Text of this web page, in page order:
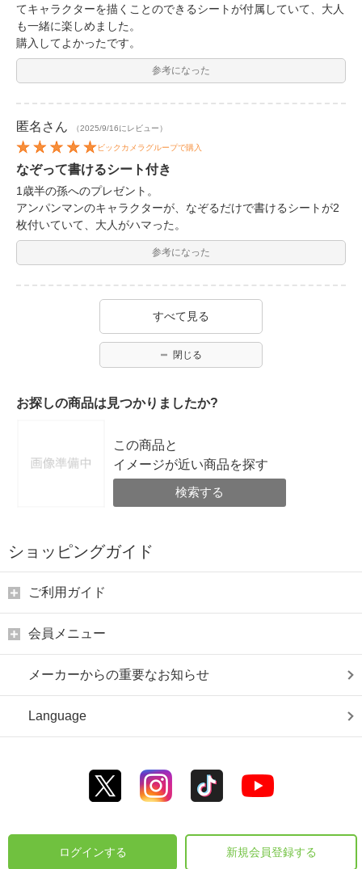
てキャラクターを描くことのできるシートが付属していて、大人
も一緒に楽しめました。
購入してよかったです。
参考になった
匿名 さん （2025/9/16にレビュー）
ビックカメラグループで購入
なぞって書けるシート付き
1歳半の孫へのプレゼント。
アンパンマンのキャラクターが、なぞるだけで書けるシートが2
枚付いていて、大人がハマった。
参考になった
すべて見る
閉じる
お探しの商品は見つかりましたか?
この商品と
イメージが近い商品を探す
検索する
ショッピングガイド
ご利用ガイド
会員メニュー
メーカーからの重要なお知らせ
Language
ログインする 新規会員登録する